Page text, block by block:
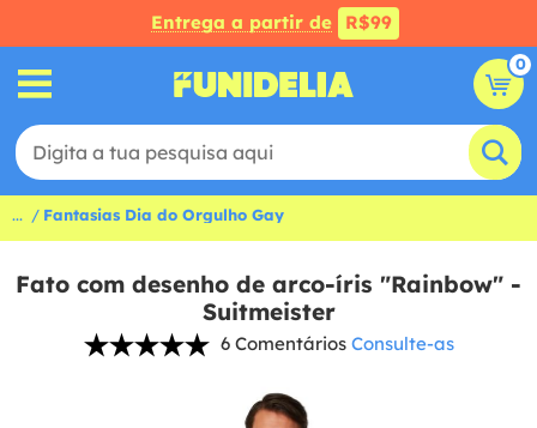
Entrega a partir de R$99
0
... Fantasias Dia do Orgulho Gay
Fato com desenho de arco-íris "Rainbow" -
Suitmeister
6 Comentários Consulte-as